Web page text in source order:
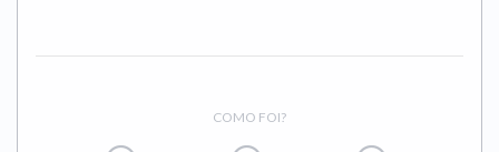
COMO FOI?